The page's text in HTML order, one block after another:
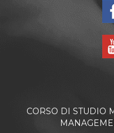
CORSO DI STUDIO